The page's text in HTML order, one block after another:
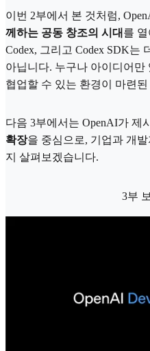
이번 2부에서 본 것처럼,
께하는 공동 창조의 시대 를
Codex, 그리고 Codex SDK는
아닙니다. 누구나 아이디어만
협업할 수 있는 환경이 마련된
다음 3부에서는 OpenAI가 제
확장을 중심으로, 기업과 개
지 살펴보겠습니다.
3부